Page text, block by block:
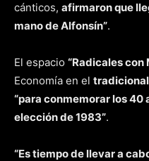
cánticos, afirmaron que
mano de Alfonsín”.
El espacio “Radicales con
Economía en el
“para conmemorar los 40
elección de 1983”.
“Es tiempo de llevar a